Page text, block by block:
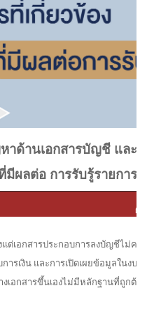
าด้านเอกสารบัญชี และเ
มีผลต่อ การรับรู้รายการ
ผู้
ต่เอกสารประกอบการลงบัญชีไม่คร
รเงิน และการเปิดเผยข้อมูลในงบก
เอกสารขึ้นเองไม่มีหลักฐานที่ถูกต้อ